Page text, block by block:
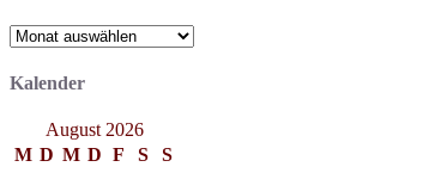
Archiv
Kalender
August 2026
M D M D F S
S